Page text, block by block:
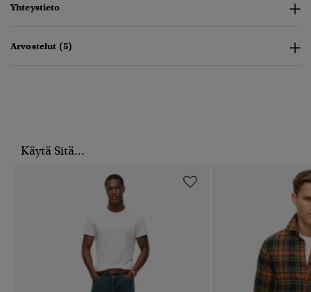
Yhteystieto
Arvostelut (5)
Käytä Sitä...